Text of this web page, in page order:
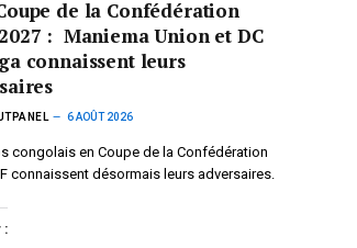
de la Confédération
: Maniema Union et DC
connaissent leurs
6 AOÛT 2026
congolais en Coupe de la Confédération
connaissent désormais leurs adversaires.
: